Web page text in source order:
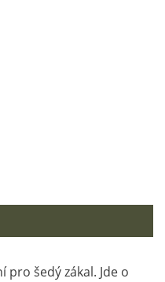
šedý zákal. Jde o